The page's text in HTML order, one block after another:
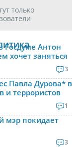
только
Госдуме Антон
хочет заняться
3
Павла Дурова* в
и террористов
1
мэр покидает
3